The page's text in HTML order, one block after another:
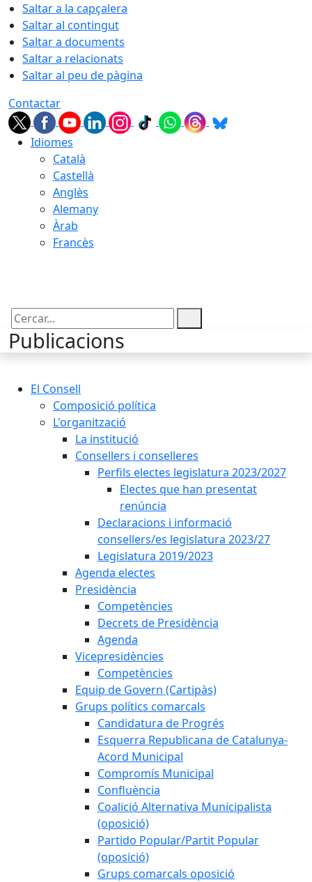
Saltar a la capçalera
Saltar al contingut
Saltar a documents
Saltar a relacionats
Saltar al peu de pàgina
Contactar
Idiomes
Català
Castellà
Anglès
Alemany
Àrab
Francès
Cercar:
Publicacions
El Consell
Composició política
L'organització
La institució
Consellers i conselleres
Perfils electes legislatura 2023/2027
Electes que han presentat
renúncia
Declaracions i informació
consellers/es legislatura 2023/27
Legislatura 2019/2023
Agenda electes
Presidència
Competències
Decrets de Presidència
Agenda
Vicepresidències
Competències
Equip de Govern (Cartipàs)
Grups polítics comarcals
Candidatura de Progrés
Esquerra Republicana de Catalunya-
Acord Municipal
Compromís Municipal
Confluència
Coalició Alternativa Municipalista
(oposició)
Partido Popular/Partit Popular
(oposició)
Grups comarcals oposició